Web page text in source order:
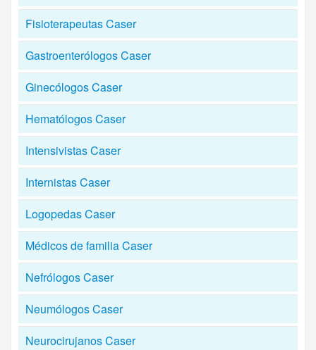
Fisioterapeutas Caser
Gastroenterólogos Caser
Ginecólogos Caser
Hematólogos Caser
Intensivistas Caser
Internistas Caser
Logopedas Caser
Médicos de familia Caser
Nefrólogos Caser
Neumólogos Caser
Neurocirujanos Caser